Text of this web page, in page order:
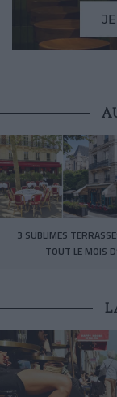
3 SUBLIMES
TOUT LE MOIS